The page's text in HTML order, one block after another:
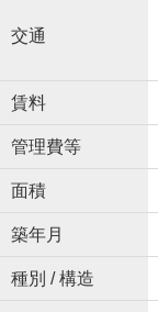
交通
賃料
管理費等
面積
築年月
種別 / 構造